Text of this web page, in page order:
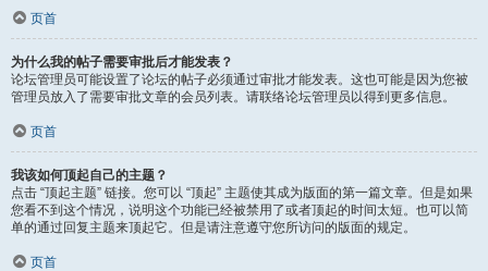
页首
为什么我的帖子需要审批后才能发表？
论坛管理员可能设置了论坛的帖子必须通过审批才能发表。这也可能是因为您被
管理员放入了需要审批文章的会员列表。请联络论坛管理员以得到更多信息。
页首
我该如何顶起自己的主题？
点击 “顶起主题” 链接。您可以 “顶起” 主题使其成为版面的第一篇文章。但是如果
您看不到这个情况，说明这个功能已经被禁用了或者顶起的时间太短。也可以简
单的通过回复主题来顶起它。但是请注意遵守您所访问的版面的规定。
页首